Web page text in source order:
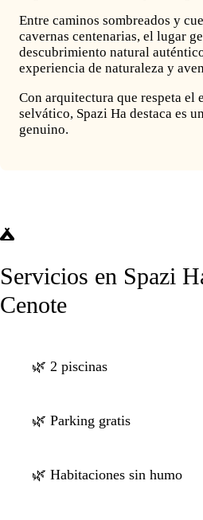
Entre caminos sombreados y
cavernas centenarias, el lugar
descubrimiento natural
experiencia de naturaleza y
Con arquitectura que respeta el
selvático, Spazi Ha destaca es
genuino.
Servicios en Spazi
Cenote
🌿 2 piscinas
🌿 Parking gratis
🌿 Habitaciones sin humo